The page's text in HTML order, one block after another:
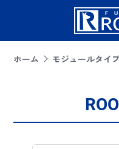
ホーム モジュールタイ